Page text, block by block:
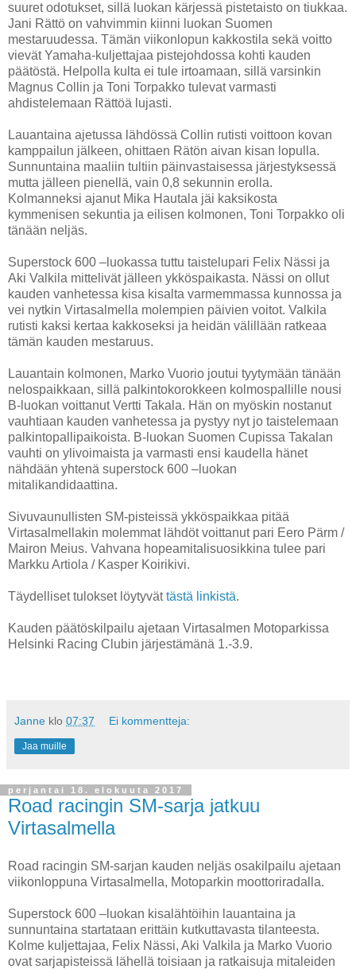
suuret odotukset, sillä luokan kärjessä pistetaisto on tiukkaa.
Jani Rättö on vahvimmin kiinni luokan Suomen
mestaruudessa. Tämän viikonlopun kakkostila sekä voitto
vievät Yamaha-kuljettajaa pistejohdossa kohti kauden
päätöstä. Helpolla kulta ei tule irtoamaan, sillä varsinkin
Magnus Collin ja Toni Torpakko tulevat varmasti
ahdistelemaan Rättöä lujasti.
Lauantaina ajetussa lähdössä Collin rutisti voittoon kovan
kamppailun jälkeen, ohittaen Rätön aivan kisan lopulla.
Sunnuntaina maaliin tultiin päinvastaisessa järjestyksessä
mutta jälleen pienellä, vain 0,8 sekunnin erolla.
Kolmanneksi ajanut Mika Hautala jäi kaksikosta
kymmenisen sekuntia ja eilisen kolmonen, Toni Torpakko oli
tänään neljäs.
Superstock 600 –luokassa tuttu taistelupari Felix Nässi ja
Aki Valkila mittelivät jälleen ykköspaikasta. Nässi on ollut
kauden vanhetessa kisa kisalta varmemmassa kunnossa ja
vei nytkin Virtasalmella molempien päivien voitot. Valkila
rutisti kaksi kertaa kakkoseksi ja heidän välillään ratkeaa
tämän kauden mestaruus.
Lauantain kolmonen, Marko Vuorio joutui tyytymään tänään
nelospaikkaan, sillä palkintokorokkeen kolmospallille nousi
B-luokan voittanut Vertti Takala. Hän on myöskin nostanut
vauhtiaan kauden vanhetessa ja pystyy nyt jo taistelemaan
palkintopallipaikoista. B-luokan Suomen Cupissa Takalan
vauhti on ylivoimaista ja varmasti ensi kaudella hänet
nähdään yhtenä superstock 600 –luokan
mitalikandidaattina.
Sivuvaunullisten SM-pisteissä ykköspaikkaa pitää
Virtasalmellakin molemmat lähdöt voittanut pari Eero Pärm /
Mairon Meius. Vahvana hopeamitalisuosikkina tulee pari
Markku Artiola / Kasper Koirikivi.
Täydelliset tulokset löytyvättästä linkistä.
Kauden päätöskilpailu ajetaan Virtasalmen Motoparkissa
Helsinki Racing Clubin järjestämänä 1.-3.9.
Janne klo 07:37 Ei kommentteja:
Jaa muille
perjantai 18. elokuuta 2017
Road racingin SM-sarja jatkuu
Virtasalmella
Road racingin SM-sarjan kauden neljäs osakilpailu ajetaan
viikonloppuna Virtasalmella, Motoparkin moottoriradalla.
Superstock 600 –luokan kisalähtöihin lauantaina ja
sunnuntaina startataan erittäin kutkuttavasta tilanteesta.
Kolme kuljettajaa, Felix Nässi, Aki Valkila ja Marko Vuorio
ovat sarjapisteissä lähellä toisiaan ja ratkaisuja mitaleiden